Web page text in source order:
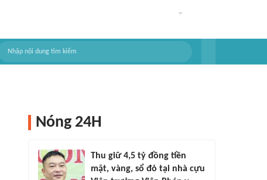
Nóng 24H
Thu giữ 4,5 tỷ đồng tiền
mặt, vàng, sổ đỏ tại nhà cựu